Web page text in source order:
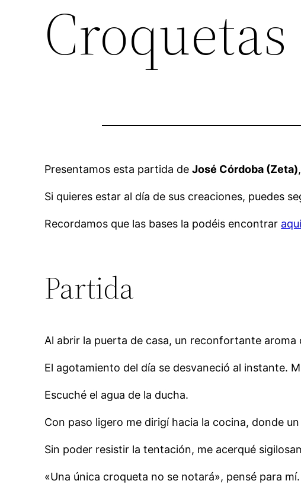
Croquetas
Presentamos esta partida deJosé Córdoba (Zeta)
Si quieres estar al día de sus creaciones, puedes
Recordamos que las bases la podéis encontrar
Partida
Al abrir la puerta de casa, un reconfortante
El agotamiento del día se desvaneció al instante.
Escuché el agua de la ducha.
Con paso ligero me dirigí hacia la cocina, donde
Sin poder resistir la tentación, me acerqué
«Una única croqueta no se notará», pensé para mí.